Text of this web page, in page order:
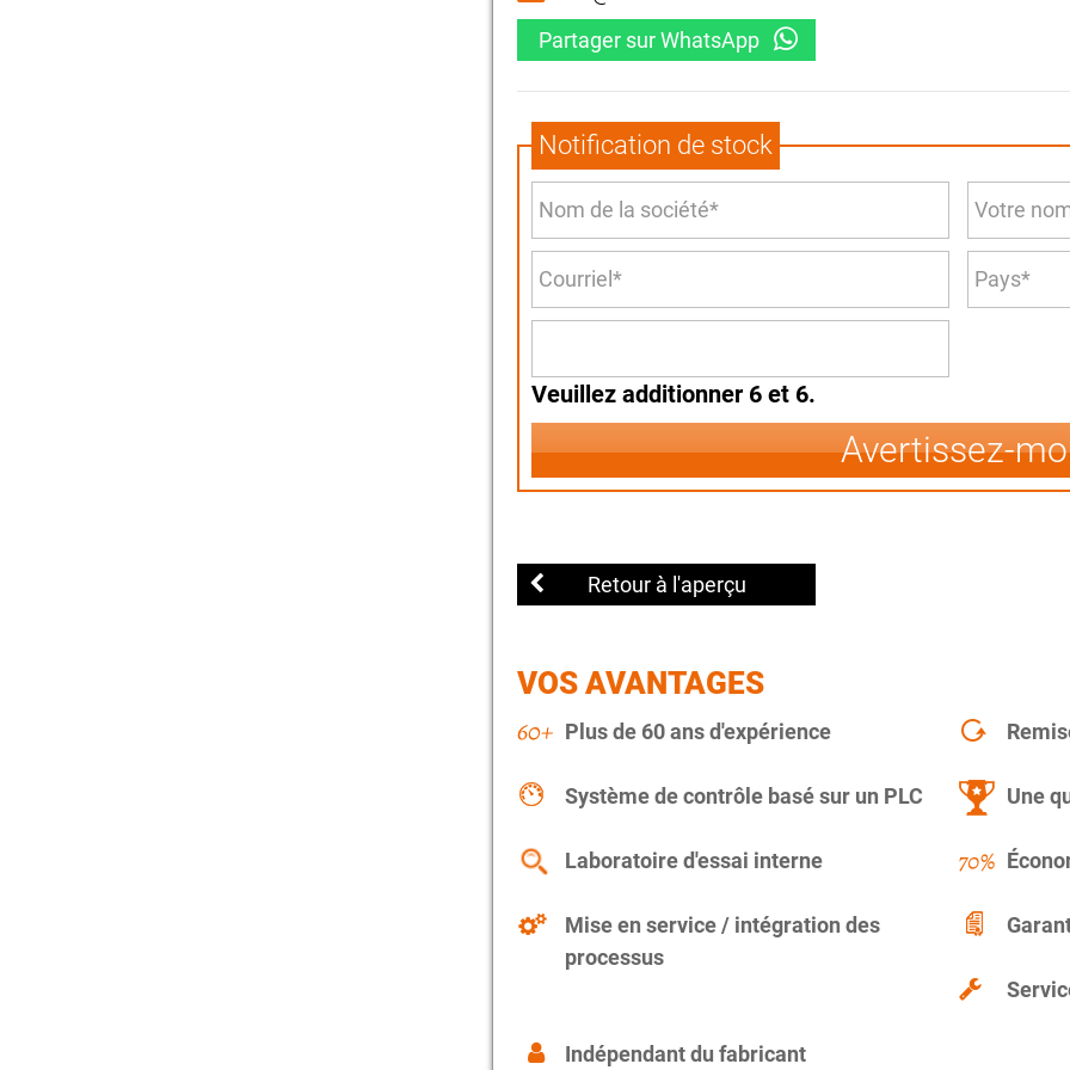
Partager sur WhatsApp
Notification de stock
Veuillez additionner 6 et 6.
Avertissez-
Retour à l'aperçu
VOS AVANTAGES
Plus de 60 ans d'expérience
Système de contrôle basé sur un PLC Une
Laboratoire d'essai interne
Mise en service / intégration des
processus
Indépendant du fabricant